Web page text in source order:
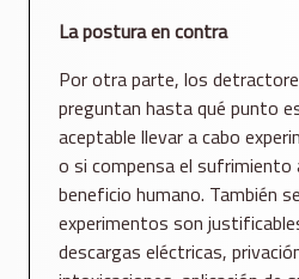
La postura en contra
Por otra parte, los
preguntan hasta qué punto
aceptable llevar a cabo
o si compensa el sufrimiento
beneficio humano. También
experimentos son
descargas eléctricas,